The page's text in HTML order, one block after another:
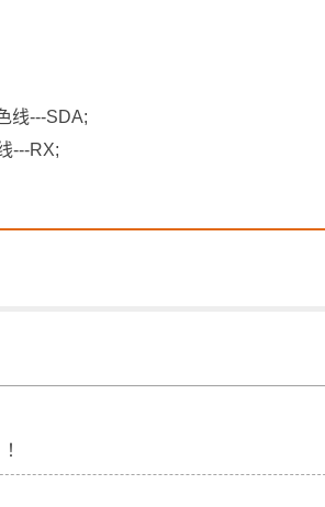
线---SDA;
---RX;